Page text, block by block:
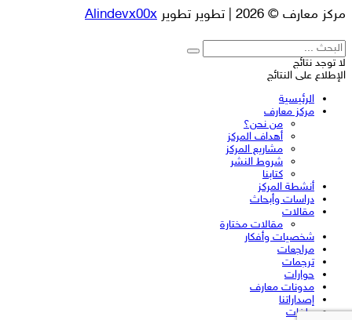
مركز معارف © 2026 | تطوير تطوير Alindevx00x
لا توجد نتائج
الإطلاع على النتائج
الرئيسية
مركز معارف
من نحن؟
أهداف المركز
مشاريع المركز
شروط النشر
كتابنا
أنشطة المركز
دراسات وأبحاث
مقالات
مقالات مختارة
شخصيات وأفكار
مراجعات
ترجمات
حوارات
مدونات معارف
إصداراتنا
ملفات